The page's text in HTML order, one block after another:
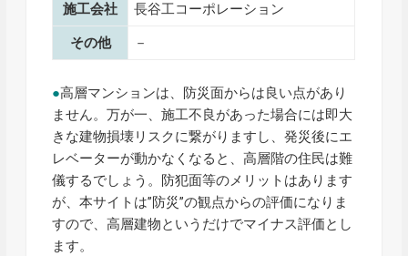
施工会社 長谷工コーポレーション
その他 －
●高層マンションは、防災面からは良い点があり
ません。万が一、施工不良があった場合には即大
きな建物損壊リスクに繋がりますし、発災後にエ
レベーターが動かなくなると、高層階の住民は難
儀するでしょう。防犯面等のメリットはあります
が、本サイトは”防災”の観点からの評価になりま
すので、高層建物というだけでマイナス評価とし
ます。